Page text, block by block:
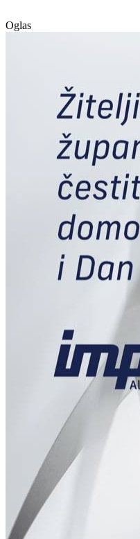
Oglas